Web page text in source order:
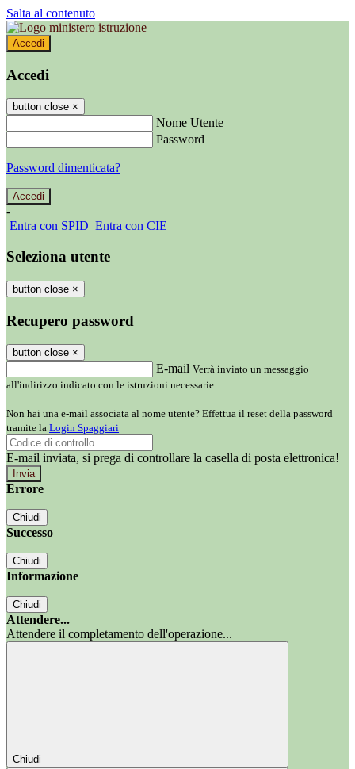
Salta al contenuto
Accedi
Accedi
button close ×
Nome Utente
Password
Password dimenticata?
-
Entra con SPID Entra con CIE
Seleziona utente
button close ×
Recupero password
button close ×
E-mail Verrà inviato un messaggio
all'indirizzo indicato con le istruzioni necessarie.
Non hai una e-mail associata al nome utente? Effettua il reset della password
tramite la Login Spaggiari
E-mail inviata, si prega di controllare la casella di posta elettronica!
Errore
Chiudi
Successo
Chiudi
Informazione
Chiudi
Attendere...
Attendere il completamento dell'operazione...
Chiudi